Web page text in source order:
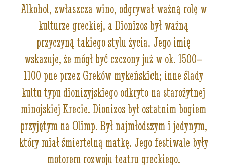
Alkohol, zwłaszcza wino, odgrywał ważną rolę w
kulturze greckiej, a Dionizos był ważną
przyczyną takiego stylu życia. Jego imię
wskazuje, że mógł być czczony już w ok. 1500–
1100 pne przez Greków mykeńskich; inne ślady
kultu typu dionizyjskiego odkryto na starożytnej
minojskiej Krecie. Dionizos był ostatnim bogiem
przyjętym na Olimp. Był najmłodszym i jedynym,
który miał śmiertelną matkę. Jego festiwale były
motorem rozwoju teatru greckiego.